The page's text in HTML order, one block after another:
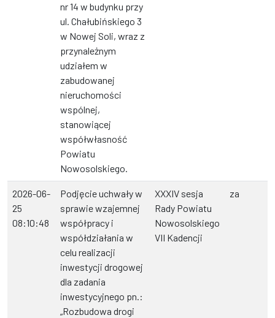
nr 14 w budynku przy
ul. Chałubińskiego 3
w Nowej Soli, wraz z
przynależnym
udziałem w
zabudowanej
nieruchomości
wspólnej,
stanowiącej
współwłasność
Powiatu
Nowosolskiego.
2026-06-
25
08:10:48
Podjęcie uchwały w
sprawie wzajemnej
współpracy i
współdziałania w
celu realizacji
inwestycji drogowej
dla zadania
inwestycyjnego pn.:
„Rozbudowa drogi
XXXIV sesja
Rady Powiatu
Nowosolskiego
VII Kadencji
za